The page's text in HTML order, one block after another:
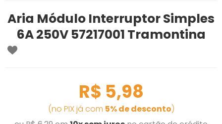
Aria Módulo Interruptor Simples
6A 250V 57217001 Tramontina
R$ 5,98
(no PIX já com 5% de desconto)